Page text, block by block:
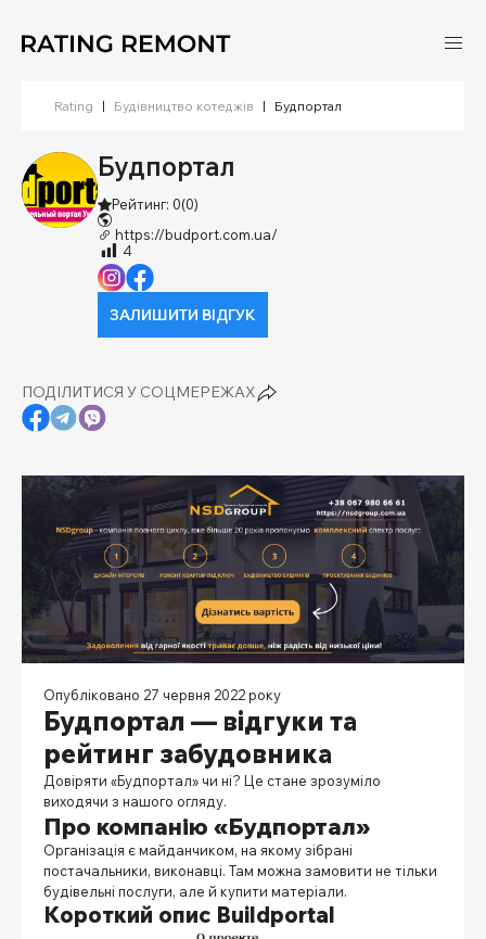
Rating | Будівництво котеджів | Будпортал
Будпортал
Рейтинг: 0(0)
https://budport.com.ua/
4
ЗАЛИШИТИ ВІДГУК
ПОДІЛИТИСЯ У СОЦМЕРЕЖАХ
Опубліковано 27 червня 2022 року
Будпортал — відгуки та
рейтинг забудовника
Довіряти «Будпортал» чи ні? Це стане зрозуміло
виходячи з нашого огляду.
Про компанію «Будпортал»
Організація є майданчиком, на якому зібрані
постачальники, виконавці. Там можна замовити не тільки
будівельні послуги, але й купити матеріали.
Короткий опис Вuildportal